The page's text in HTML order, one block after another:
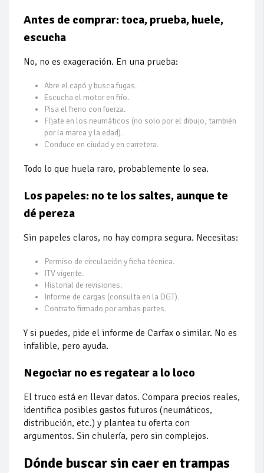
Antes de comprar: toca, prueba, huele,
escucha
No, no es exageración. En una prueba:
Abre el capó y busca fugas.
Escucha el motor en frío.
Pisa el freno con fuerza.
Fíjate en los neumáticos (no solo por el dibujo, también
por la marca y la edad).
Conduce en ciudad y en carretera.
Todo lo que huela raro, probablemente lo sea.
Los papeles: no te los saltes, aunque te
dé pereza
Sin papeles claros, no hay compra segura. Necesitas:
Permiso de circulación y ficha técnica.
ITV vigente.
Historial de revisiones.
Informe de cargas (consulta en la DGT).
Contrato firmado por ambas partes.
Y si puedes, pide el informe de Carfax o similar. No es
infalible, pero ayuda.
Negociar no es regatear a lo loco
El truco está en llevar datos. Compara precios reales,
identifica posibles gastos futuros (neumáticos,
distribución, etc.) y plantea tu oferta con
argumentos. Sin chulería, pero sin complejos.
Dónde buscar sin caer en trampas